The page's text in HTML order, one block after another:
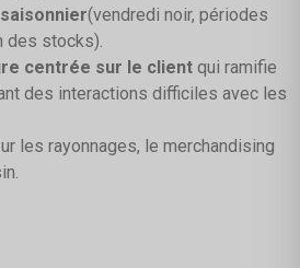
(vendredi noir, périodes
des stocks).
centrée sur le client qui ramifie
des interactions difficiles avec les
les rayonnages, le merchandising